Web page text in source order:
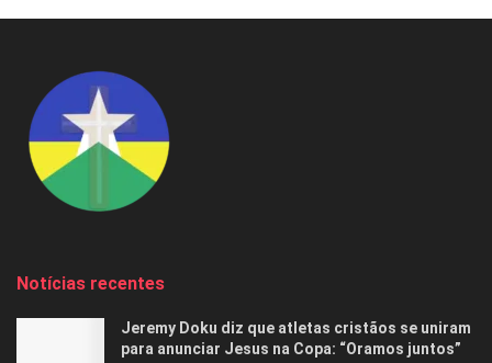
Notícias recentes
Jeremy Doku diz que atletas cristãos se uniram
para anunciar Jesus na Copa: “Oramos juntos”